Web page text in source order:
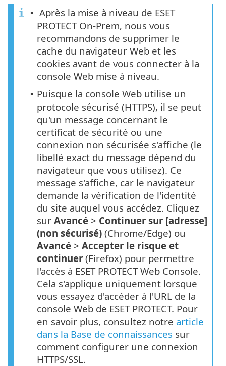
• Après la mise à niveau de ESET
PROTECT On-Prem, nous vous
recommandons de supprimer le
cache du navigateur Web et les
cookies avant de vous connecter à la
console Web mise à niveau.
• Puisque la console Web utilise un
protocole sécurisé (HTTPS), il se peut
qu'un message concernant le
certificat de sécurité ou une
connexion non sécurisée s'affiche (le
libellé exact du message dépend du
navigateur que vous utilisez). Ce
message s'affiche, car le navigateur
demande la vérification de l'identité
du site auquel vous accédez. Cliquez
sur Avancé > Continuer sur [adresse]
(non sécurisé) (Chrome/Edge) ou
Avancé > Accepter le risque et
continuer (Firefox) pour permettre
l'accès à ESET PROTECT Web Console.
Cela s'applique uniquement lorsque
vous essayez d'accéder à l'URL de la
console Web de ESET PROTECT. Pour
en savoir plus, consultez notre article
dans la Base de connaissances sur
comment configurer une connexion
HTTPS/SSL.